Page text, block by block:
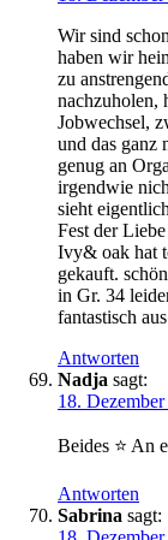
Wir sind
haben wir
zu
nachzuholen,
Jobwechsel,
und das ganz
genug an
irgendwie
sieht
Fest der
Ivy& oak hat
gekauft.
in Gr. 34
fantastisch
Antworten
Nadja sagt:
18.
Beides ⭐️ An
Antworten
Sabrina sagt: